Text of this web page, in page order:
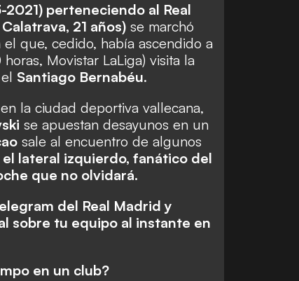
perteneciendo al Real
21 años) se marchó
el que, cedido, había ascendido a
Movistar LaLiga) visita la
Santiago Bernabéu.
la ciudad deportiva vallecana,
se apuestan desayunos en un
sale al encuentro de algunos
el lateral izquierdo, fanático del
que no olvidará.
del Real Madrid y
sobre tu equipo al instante en
en un club?